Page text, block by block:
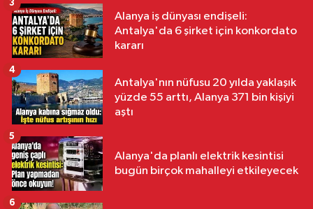
Alanya iş dünyası endişeli:
Antalya'da 6 şirket için konkordato
kararı
3
Antalya'nın nüfusu 20 yılda yaklaşık
yüzde 55 arttı, Alanya 371 bin kişiyi
aştı
4
Alanya'da planlı elektrik kesintisi
bugün birçok mahalleyi etkileyecek
5
6